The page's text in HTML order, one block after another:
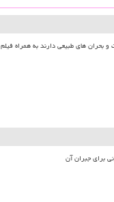
بحران های طبیعی دارند به همراه فیلم
برای جبران آن